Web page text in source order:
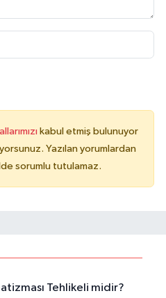
kabul etmiş bulunuyor
Yazılan yorumlardan
sorumlu tutulamaz.
Tehlikeli midir?